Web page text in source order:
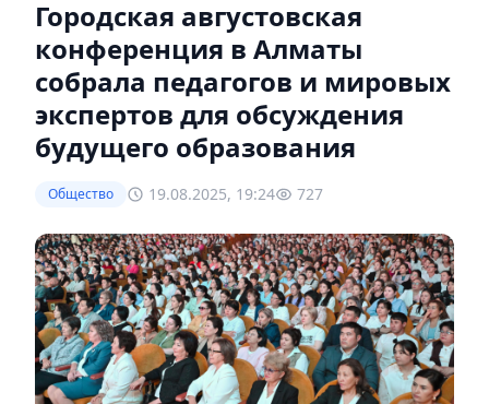
Городская августовская
конференция в Алматы
собрала педагогов и мировых
экспертов для обсуждения
будущего образования
Общество 19.08.2025, 19:24 727